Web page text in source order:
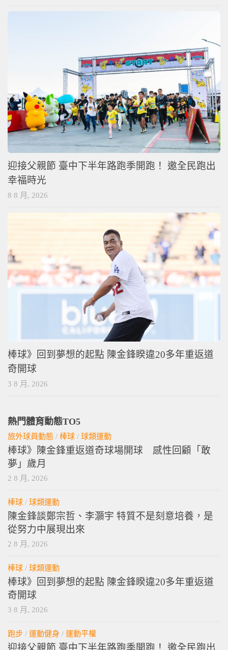
迎接父親節 臺中下半年路跑季開跑！ 邀全民跑出
幸福時光
8 8 月, 2026
棒球》回到夢想的起點 陳金鋒睽違20多年重返道
奇開球
3 8 月, 2026
熱門體育動態TO5
旅外球員動態 / 棒球 / 球類運動
棒球》陳金鋒重返道奇球場開球 感性回顧「敢
夢」歲月
2 8 月, 2026
棒球 / 球類運動
陳金鋒談鄭宗哲、李灝宇 特質不是刻意培養，是
從努力中展現出來
2 8 月, 2026
棒球 / 球類運動
棒球》回到夢想的起點 陳金鋒睽違20多年重返道
奇開球
3 8 月, 2026
跑步 / 運動健身 / 運動平權
迎接父親節 臺中下半年路跑季開跑！ 邀全民跑出